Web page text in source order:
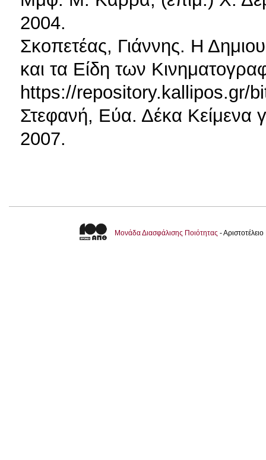
2004.
Σκοπετέας, Γιάννης. Η
και τα Είδη των
https://repository.kallipos.gr/
Στεφανή, Εύα. Δέκα Κείμενα
2007.
Μονάδα Διασφάλισης Ποιότητας -